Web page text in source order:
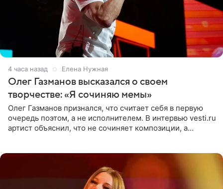
4 часа назад Елена Нужная
Олег Газманов высказался о своем
творчестве: «Я сочиняю мемы»
Олег Газманов признался, что считает себя в первую
очередь поэтом, а не исполнителем. В интервью vesti.ru
артист объяснил, что не сочиняет композиции, а